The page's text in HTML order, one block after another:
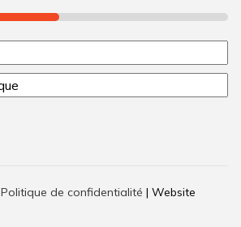
Politique de confidentialité | Website